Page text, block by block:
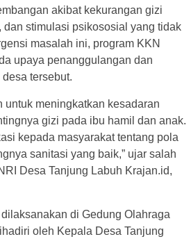
akibat kekurangan gizi
dan stimulasi psikososial yang tidak
masalah ini, program KKN
upaya penanggulangan dan
tersebut.
meningkatkan kesadaran
gizi pada ibu hamil dan anak.
kepada masyarakat tentang pola
sanitasi yang baik,” ujar salah
Desa Tanjung Labuh Krajan.id,
di Gedung Olahraga
oleh Kepala Desa Tanjung